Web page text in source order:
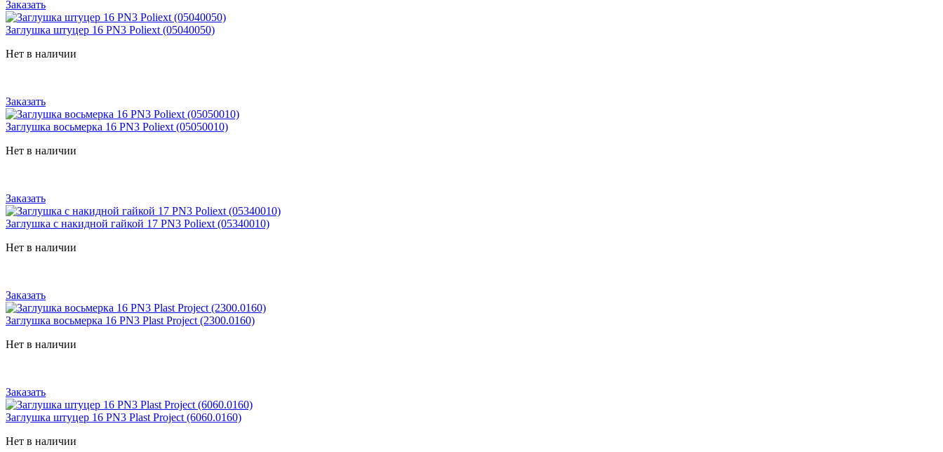
Заказать
Заглушка штуцер 16 PN3 Poliext (05040050)
Нет в наличии
Заказать
Заглушка восьмерка 16 PN3 Poliext (05050010)
Нет в наличии
Заказать
Заглушка с накидной гайкой 17 PN3 Poliext (05340010)
Нет в наличии
Заказать
Заглушка восьмерка 16 PN3 Plast Project (2300.0160)
Нет в наличии
Заказать
Заглушка штуцер 16 PN3 Plast Project (6060.0160)
Нет в наличии